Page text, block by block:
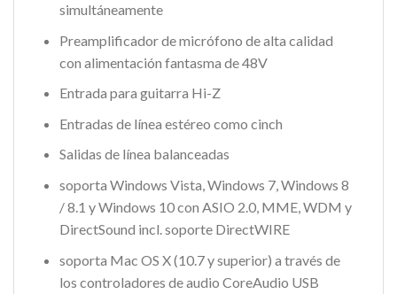
simultáneamente
Preamplificador de micrófono de alta calidad
con alimentación fantasma de 48V
Entrada para guitarra Hi-Z
Entradas de línea estéreo como cinch
Salidas de línea balanceadas
soporta Windows Vista, Windows 7, Windows 8
/ 8.1 y Windows 10 con ASIO 2.0, MME, WDM y
DirectSound incl. soporte DirectWIRE
soporta Mac OS X (10.7 y superior) a través de
los controladores de audio CoreAudio USB